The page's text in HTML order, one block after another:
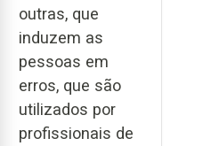
outras, que
induzem as
pessoas em
erros, que são
utilizados por
profissionais de